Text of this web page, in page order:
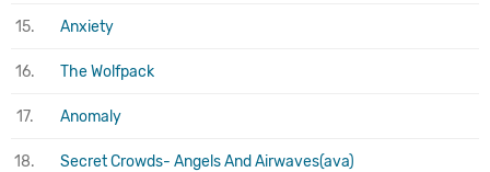
15. Anxiety
16. The Wolfpack
17. Anomaly
18. Secret Crowds- Angels And Airwaves(ava)